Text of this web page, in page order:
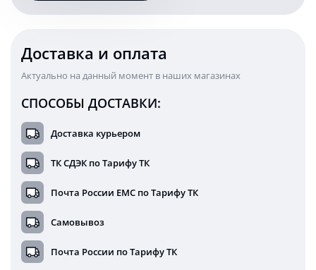
в
Доставка и оплата
Актуально на данный момент в наших магазинах
СПОСОБЫ ДОСТАВКИ:
Доставка курьером
ТК СДЭК по Тарифу ТК
Почта России ЕМС по Тарифу ТК
Самовывоз
Почта России по Тарифу ТК